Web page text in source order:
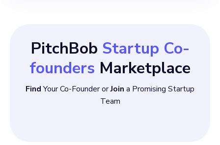
PitchBob Startup Co-
founders Marketplace
FindYour Co-Founder orJoin a Promising Startup
Team